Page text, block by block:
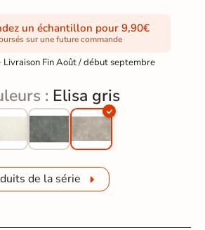
un échantillon pour 9,90€
sur une future commande
Livraison Fin Août / début septembre
: Elisa gris
de la série